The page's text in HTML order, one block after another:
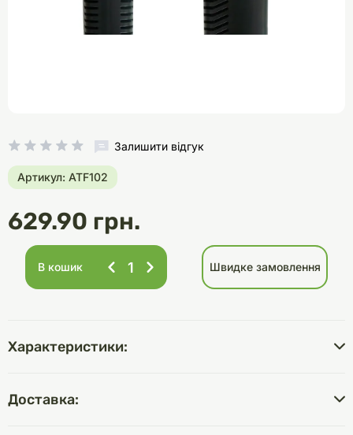
Залишити відгук
Артикул: ATF102
629.90 грн.
В кошик Швидке замовлення
Характеристики:
Доставка: